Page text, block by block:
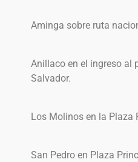
Aminga sobre ruta
Anillaco en el ingreso al
Salvador.
Los Molinos en la Plaza
San Pedro en Plaza